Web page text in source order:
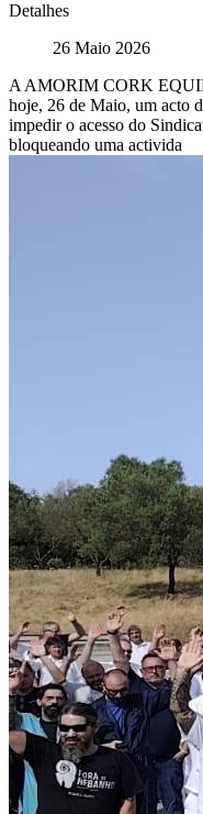
Detalhes
26 Maio 2026
A AMORIM CORK
hoje, 26 de Maio, um acto
impedir o acesso do
bloqueando uma activida